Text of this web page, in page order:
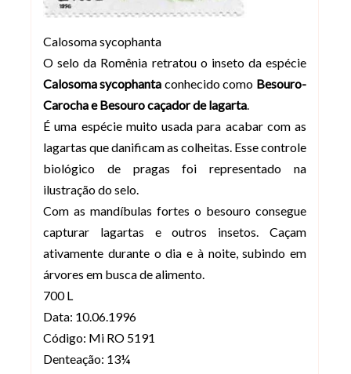
Calosoma sycophanta
O selo da Romênia retratou o inseto da espécie
Calosoma sycophanta conhecido como Besouro-
Carocha e Besouro caçador de lagarta.
É uma espécie muito usada para acabar com as
lagartas que danificam as colheitas. Esse controle
biológico de pragas foi representado na
ilustração do selo.
Com as mandíbulas fortes o besouro consegue
capturar lagartas e outros insetos. Caçam
ativamente durante o dia e à noite, subindo em
árvores em busca de alimento.
700 L
Data: 10.06.1996
Código: Mi RO 5191
Denteação: 13¼